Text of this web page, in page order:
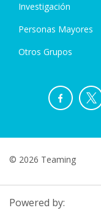
Investigación
Personas Mayores
Otros Grupos
© 2026 Teaming
Powered by: